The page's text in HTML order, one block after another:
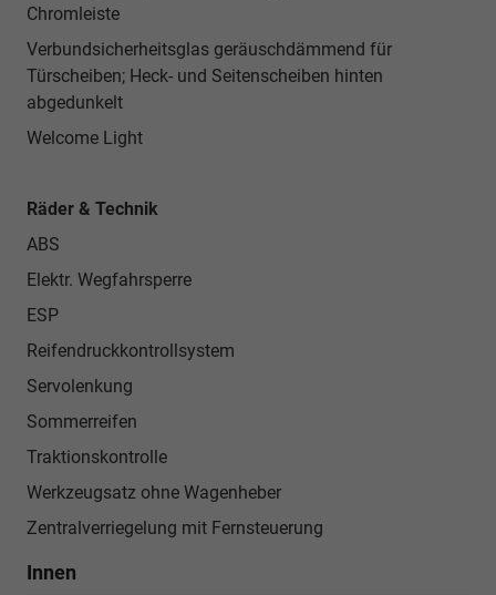
Chromleiste
Verbundsicherheitsglas geräuschdämmend für
Türscheiben; Heck- und Seitenscheiben hinten
abgedunkelt
Welcome Light
Räder & Technik
ABS
Elektr. Wegfahrsperre
ESP
Reifendruckkontrollsystem
Servolenkung
Sommerreifen
Traktionskontrolle
Werkzeugsatz ohne Wagenheber
Zentralverriegelung mit Fernsteuerung
Innen